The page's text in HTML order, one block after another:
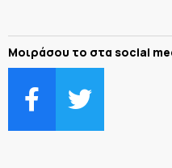
Μοιράσου το στα social